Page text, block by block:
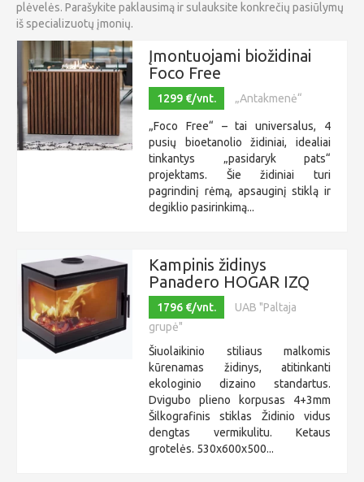
plėvelės. Parašykite paklausimą ir sulauksite konkrečių pasiūlymų
iš specializuotų įmonių.
Įmontuojami biožidinai
Foco Free
1299 €/vnt. „Antakmenė“
„Foco Free“ – tai universalus, 4
pusių bioetanolio židiniai, idealiai
tinkantys „pasidaryk pats“
projektams. Šie židiniai turi
pagrindinį rėmą, apsauginį stiklą ir
degiklio pasirinkimą...
Kampinis židinys
Panadero HOGAR IZQ
1796 €/vnt.
UAB "Paltaja
grupė"
Šiuolaikinio stiliaus malkomis
kūrenamas židinys, atitinkanti
ekologinio dizaino standartus.
Dvigubo plieno korpusas 4+3mm
Šilkografinis stiklas Židinio vidus
dengtas vermikulitu. Ketaus
grotelės. 530x600x500...